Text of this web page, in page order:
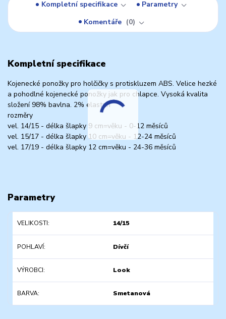
Kompletní specifikace
Parametry
Komentáře
0
Kompletní specifikace
Kojenecké ponožky pro holčičky s protiskluzem ABS. Velice hezké
a pohodlné kojenecké ponožky jak pro chlapce. Vysoká kvalita
složení 98% bavlna. 2% elastan
rozměry
vel. 14/15 - délka šlapky 9 cm=věku - 0-12 měsíců
vel. 15/17 - délka šlapky 10 cm=věku - 12-24 měsíců
vel. 17/19 - délka šlapky 12 cm=věku - 24-36 měsíců
Parametry
VELIKOSTI 14/15
POHLAVÍ Dívčí
VÝROBCI Look
BARVA Smetanová